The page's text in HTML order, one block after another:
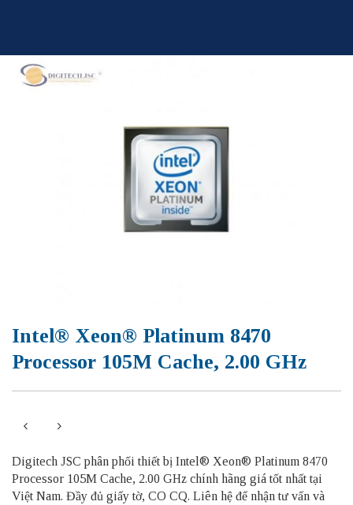
Intel® Xeon® Platinum 8470
Processor 105M Cache, 2.00 GHz
Digitech JSC phân phối thiết bị Intel® Xeon® Platinum 8470
Processor 105M Cache, 2.00 GHz chính hãng giá tốt nhất tại
Việt Nam. Đầy đủ giấy tờ, CO CQ. Liên hệ để nhận tư vấn và